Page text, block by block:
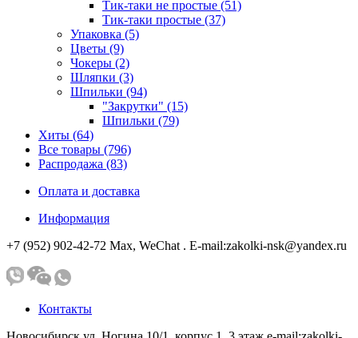
Тик-таки не простые (51)
Тик-таки простые (37)
Упаковка (5)
Цветы (9)
Чокеры (2)
Шляпки (3)
Шпильки (94)
"Закрутки" (15)
Шпильки (79)
Хиты (64)
Все товары (796)
Распродажа (83)
Оплата и доставка
Информация
+7 (952) 902-42-72 Мах, WeChat . E-mail:zakolki-nsk@yandex.ru
Контакты